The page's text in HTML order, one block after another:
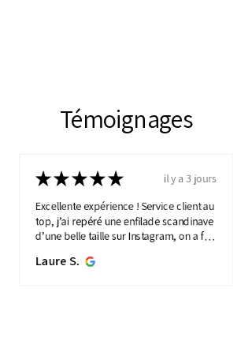
Témoignages
★★★★★
il y a 3 jours
Excellente expérience ! Service client au
top, j’ai repéré une enfilade scandinave
d’une belle taille sur Instagram, on a fait
plus...MONTRE PLUS
Laure S.